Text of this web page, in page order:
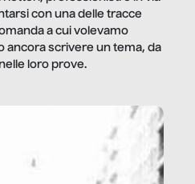
con una delle tracce
a cui volevamo
ancora scrivere un tema, da
loro prove.